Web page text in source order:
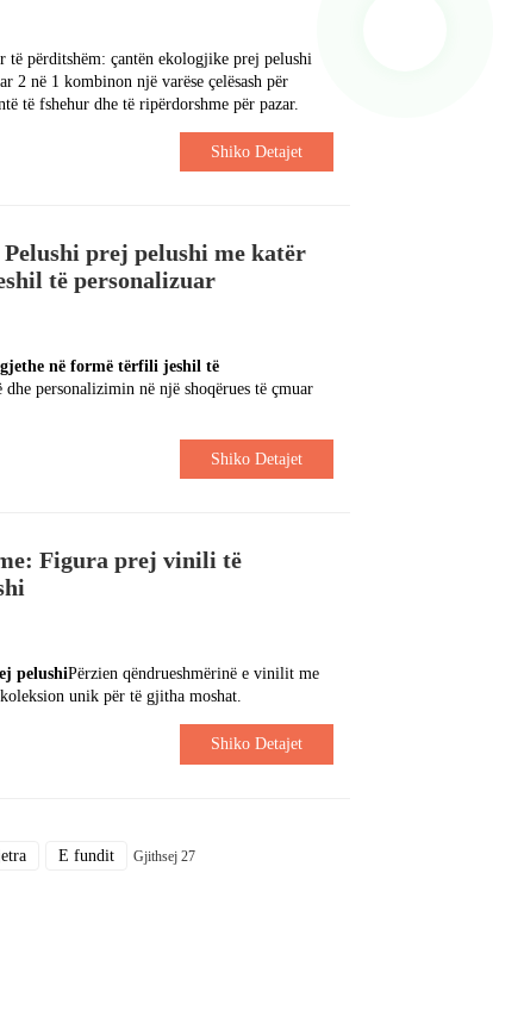
përditshëm: çantën ekologjike prej pelushi
në 1 kombinon një varëse çelësash për
të fshehur dhe të ripërdorshme për pazar.
Shiko Detajet
prej pelushi me katër
të personalizuar
në formë tërfili jeshil të
personalizimin në një shoqërues të çmuar
Shiko Detajet
Figura prej vinili të
pelushiPërzien qëndrueshmërinë e vinilit me
unik për të gjitha moshat.
Shiko Detajet
E fundit Gjithsej 27